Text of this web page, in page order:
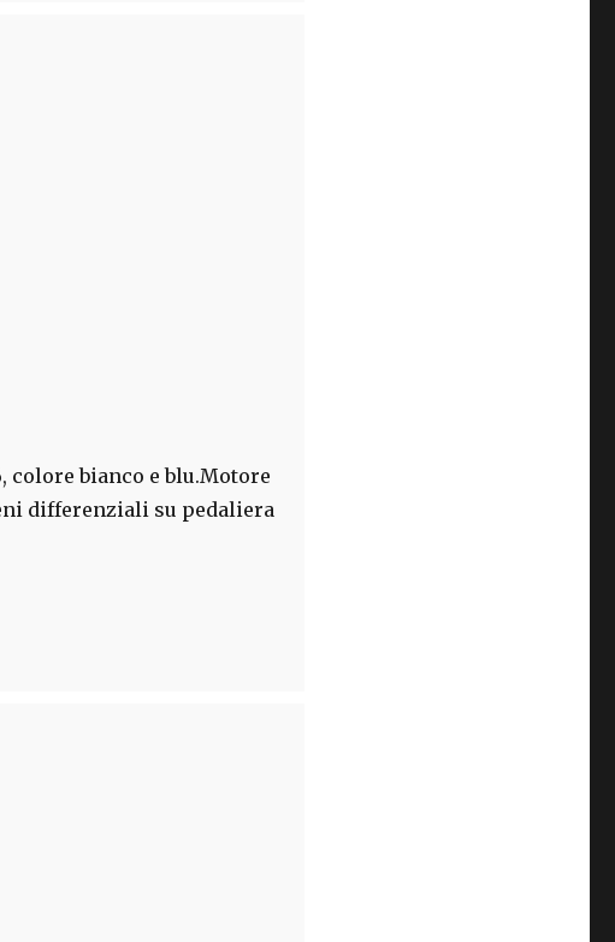
colore bianco e blu.Motore
differenziali su pedaliera